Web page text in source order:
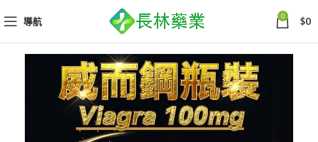
導航 0 $0